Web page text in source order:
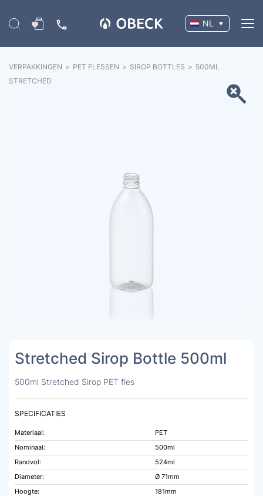
NL
VERPAKKINGEN > PET FLESSEN > SIROP BOTTLES > 500ML
STRETCHED
Stretched Sirop Bottle 500ml
500ml Stretched Sirop PET fles
SPECIFICATIES
Materiaal:
PET
Nominaal:
500ml
Randvol:
524ml
Diameter:
Ø 71mm
Hoogte:
181mm